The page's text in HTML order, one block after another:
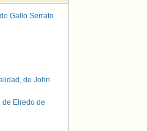
Gallo Serrato
de John
de Elredo de